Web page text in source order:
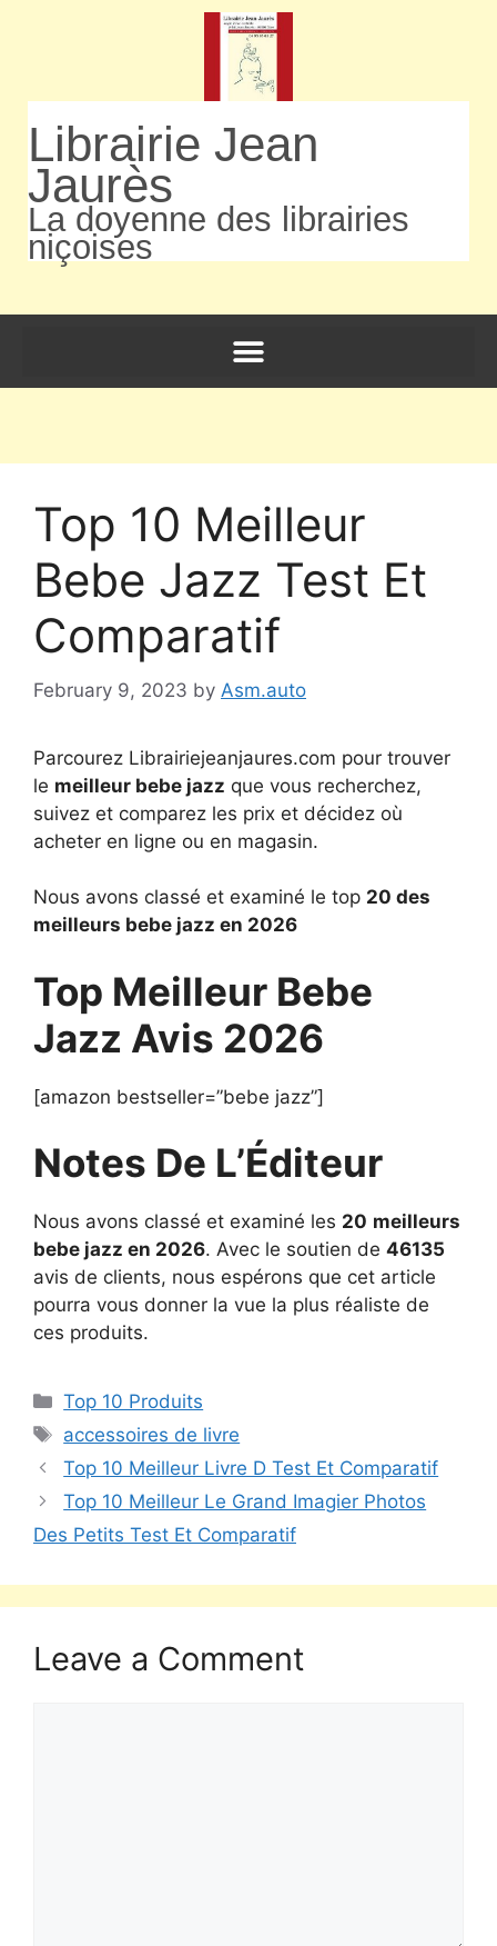
Librairie Jean
Jaurès
La doyenne des librairies
niçoises
Top 10 Meilleur
Bebe Jazz Test Et
Comparatif
February 9, 2023 by Asm.auto
Parcourez Librairiejeanjaures.com pour trouver
le meilleur bebe jazz que vous recherchez,
suivez et comparez les prix et décidez où
acheter en ligne ou en magasin.
Nous avons classé et examiné le top 20 des
meilleurs bebe jazz en 2026
Top Meilleur Bebe
Jazz Avis 2026
[amazon bestseller=”bebe jazz”]
Notes De L’Éditeur
Nous avons classé et examiné les 20 meilleurs
bebe jazz en 2026. Avec le soutien de 46135
avis de clients, nous espérons que cet article
pourra vous donner la vue la plus réaliste de
ces produits.
Top 10 Produits
accessoires de livre
Top 10 Meilleur Livre D Test Et Comparatif
Top 10 Meilleur Le Grand Imagier Photos
Des Petits Test Et Comparatif
Leave a Comment